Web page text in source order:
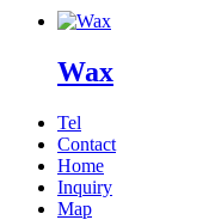
Wax
Tel
Contact
Home
Inquiry
Map